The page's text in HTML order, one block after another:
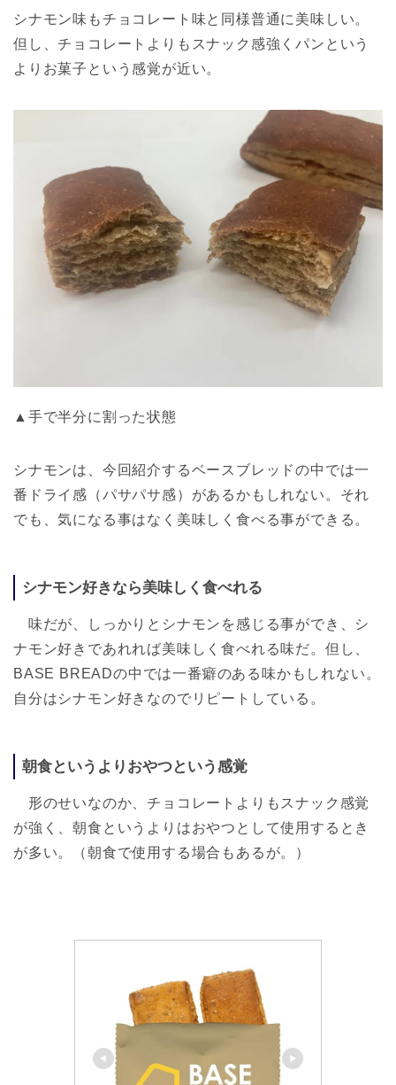
シナモン味もチョコレート味と同様普通に美味しい。
但し、チョコレートよりもスナック感強くパンという
よりお菓子という感覚が近い。
▲手で半分に割った状態
シナモンは、今回紹介するベースブレッドの中では一
番ドライ感（パサパサ感）があるかもしれない。それ
でも、気になる事はなく美味しく食べる事ができる。
シナモン好きなら美味しく食べれる
味だが、しっかりとシナモンを感じる事ができ、シ
ナモン好きであれれば美味しく食べれる味だ。但し、
BASE BREADの中では一番癖のある味かもしれない。
自分はシナモン好きなのでリピートしている。
朝食というよりおやつという感覚
形のせいなのか、チョコレートよりもスナック感覚
が強く、朝食というよりはおやつとして使用するとき
が多い。（朝食で使用する場合もあるが。）